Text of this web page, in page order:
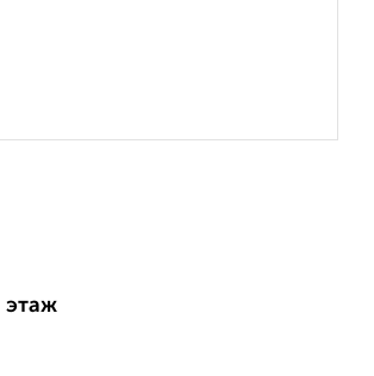
этаж